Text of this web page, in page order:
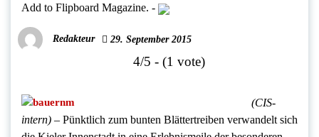
Add to Flipboard Magazine. -
Redakteur 29. September 2015
4/5 - (1 vote)
(CIS-
intern) – Pünktlich zum bunten Blättertreiben verwandelt sich